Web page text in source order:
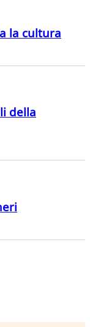
la cultura
della